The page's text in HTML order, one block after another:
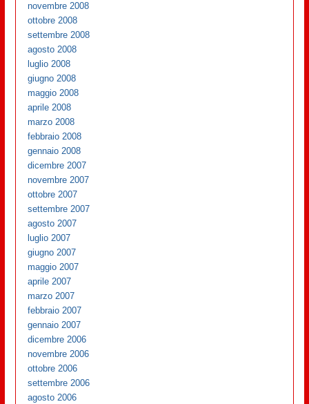
novembre 2008
ottobre 2008
settembre 2008
agosto 2008
luglio 2008
giugno 2008
maggio 2008
aprile 2008
marzo 2008
febbraio 2008
gennaio 2008
dicembre 2007
novembre 2007
ottobre 2007
settembre 2007
agosto 2007
luglio 2007
giugno 2007
maggio 2007
aprile 2007
marzo 2007
febbraio 2007
gennaio 2007
dicembre 2006
novembre 2006
ottobre 2006
settembre 2006
agosto 2006